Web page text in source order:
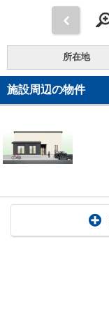
所在地
施設周辺の物件